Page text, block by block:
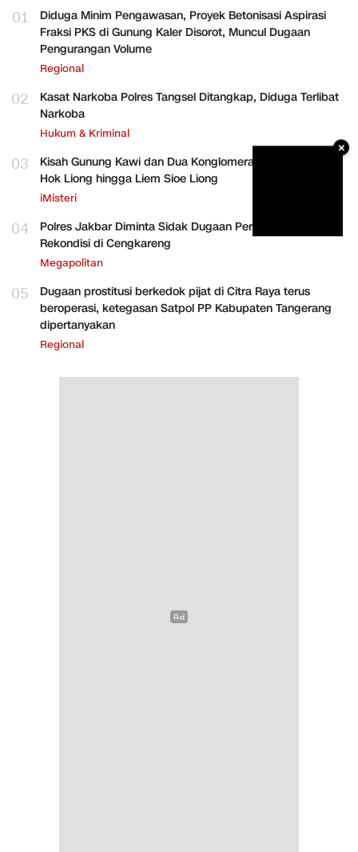
01
Diduga Minim Pengawasan, Proyek Betonisasi Aspirasi
Fraksi PKS di Gunung Kaler Disorot, Muncul Dugaan
Pengurangan Volume
Regional
02
Kasat Narkoba Polres Tangsel Ditangkap, Diduga Terlibat
Narkoba
Hukum & Kriminal
03
Kisah Gunung Kawi dan Dua Konglomerat Indonesia Ong
Hok Liong hingga Liem Sioe Liong
iMisteri
04
Polres Jakbar Diminta Sidak Dugaan Perakitan HP
Rekondisi di Cengkareng
Megapolitan
05
Dugaan prostitusi berkedok pijat di Citra Raya terus
beroperasi, ketegasan Satpol PP Kabupaten Tangerang
dipertanyakan
Regional
×